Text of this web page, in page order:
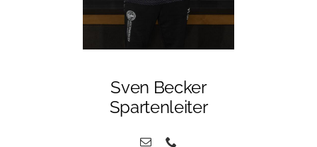
Sven Becker
Spartenleiter